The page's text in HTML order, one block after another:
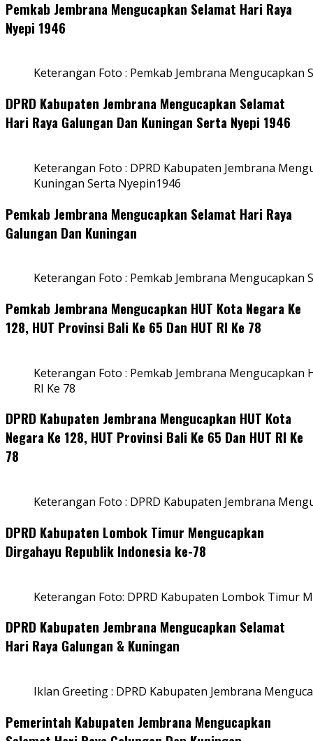
Pemkab Jembrana Mengucapkan Selamat Hari Raya
Nyepi 1946
Keterangan Foto : Pemkab Jembrana Mengucapkan
DPRD Kabupaten Jembrana Mengucapkan Selamat
Hari Raya Galungan Dan Kuningan Serta Nyepi 1946
Keterangan Foto : DPRD Kabupaten Jembrana
Kuningan Serta Nyepin1946
Pemkab Jembrana Mengucapkan Selamat Hari Raya
Galungan Dan Kuningan
Keterangan Foto : Pemkab Jembrana Mengucapkan
Pemkab Jembrana Mengucapkan HUT Kota Negara Ke
128, HUT Provinsi Bali Ke 65 Dan HUT RI Ke 78
Keterangan Foto : Pemkab Jembrana Mengucapkan
RI Ke 78
DPRD Kabupaten Jembrana Mengucapkan HUT Kota
Negara Ke 128, HUT Provinsi Bali Ke 65 Dan HUT RI Ke
78
Keterangan Foto : DPRD Kabupaten Jembrana
DPRD Kabupaten Lombok Timur Mengucapkan
Dirgahayu Republik Indonesia ke-78
Keterangan Foto: DPRD Kabupaten Lombok Timur
DPRD Kabupaten Jembrana Mengucapkan Selamat
Hari Raya Galungan & Kuningan
Iklan Greeting : DPRD Kabupaten Jembrana
Pemerintah Kabupaten Jembrana Mengucapkan